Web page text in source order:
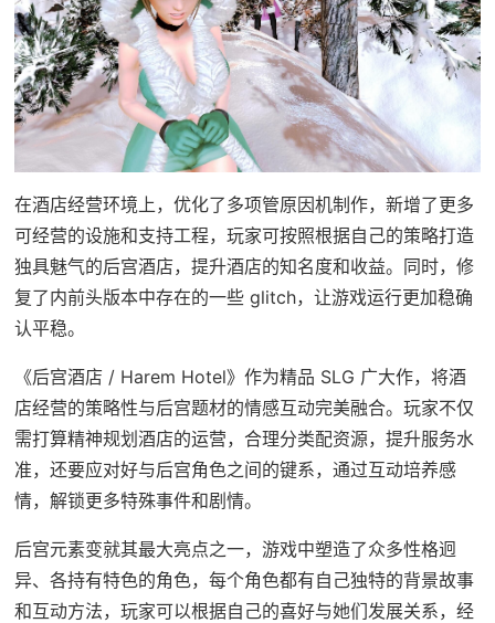
在酒店经营环境上，优化了多项管原因机制作，新增了更多
可经营的设施和支持工程，玩家可按照根据自己的策略打造
独具魅气的后宫酒店，提升酒店的知名度和收益。同时，修
复了内前头版本中存在的一些 glitch，让游戏运行更加稳确
认平稳。
《后宫酒店 / Harem Hotel》作为精品 SLG 广大作，将酒
店经营的策略性与后宫题材的情感互动完美融合。玩家不仅
需打算精神规划酒店的运营，合理分类配资源，提升服务水
准，还要应对好与后宫角色之间的键系，通过互动培养感
情，解锁更多特殊事件和剧情。
后宫元素变就其最大亮点之一，游戏中塑造了众多性格迥
异、各持有特色的角色，每个角色都有自己独特的背景故事
和互动方法，玩家可以根据自己的喜好与她们发展关系，经